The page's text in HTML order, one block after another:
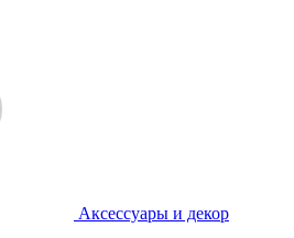
Аксессуары и декор